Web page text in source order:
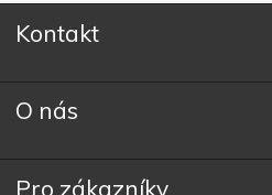
Kontakt
O nás
Pro zákazníky